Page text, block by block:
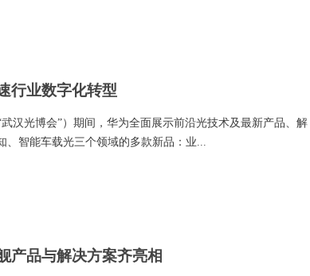
行业数字化转型
汉光博会”）期间，华为全面展示前沿光技术及最新产品、解
、智能车载光三个领域的多款新品：业...
产品与解决方案齐亮相